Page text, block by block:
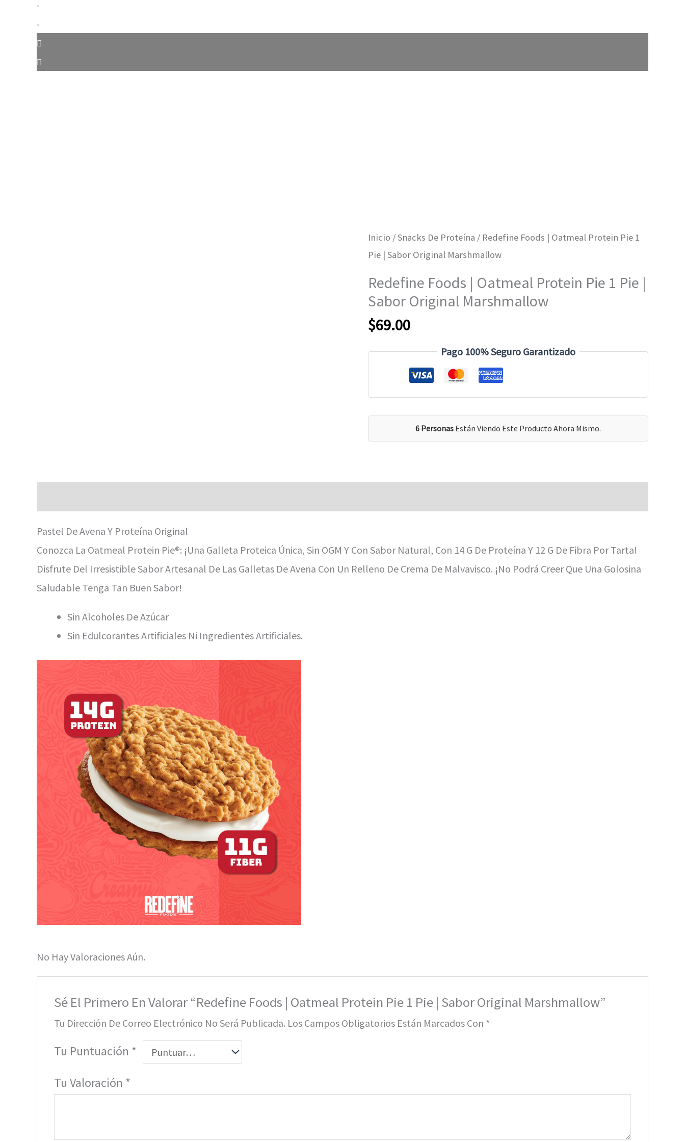
Inicio /Snacks De Proteína / Redefine Foods | Oatmeal Protein Pie 1
Pie | Sabor Original Marshmallow
Redefine Foods | Oatmeal Protein Pie 1 Pie |
Sabor Original Marshmallow
$69.00
Pago 100% Seguro Garantizado
6 Personas Están Viendo Este Producto Ahora Mismo.
Pastel De Avena Y Proteína Original
Conozca La Oatmeal Protein Pie®: ¡una Galleta Proteica Única, Sin OGM Y Con Sabor Natural, Con 14 G De Proteína Y 12 G De Fibra Por Tarta!
Disfrute Del Irresistible Sabor Artesanal De Las Galletas De Avena Con Un Relleno De Crema De Malvavisco. ¡No Podrá Creer Que Una Golosina
Saludable Tenga Tan Buen Sabor!
Sin Alcoholes De Azúcar
Sin Edulcorantes Artificiales Ni Ingredientes Artificiales.
No Hay Valoraciones Aún.
Sé El Primero En Valorar “Redefine Foods | Oatmeal Protein Pie 1 Pie | Sabor Original Marshmallow”
Tu Dirección De Correo Electrónico No Será Publicada. Los Campos Obligatorios Están Marcados Con *
Tu Puntuación *
Tu Valoración *